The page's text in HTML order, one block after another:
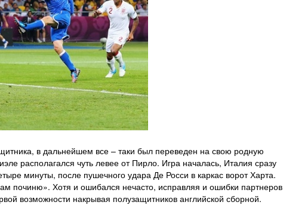
в дальнейшем все – таки был переведен на свою родную
располагался чуть левее от Пирло. Игра началась, Италия сразу
минуты, после пушечного удара Де Росси в каркас ворот Харта.
починю». Хотя и ошибался нечасто, исправляя и ошибки партнеров
возможности накрывая полузащитников английской сборной.